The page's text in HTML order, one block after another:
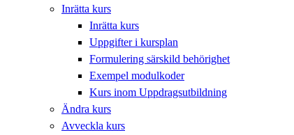
Inrätta kurs
Inrätta kurs
Uppgifter i kursplan
Formulering särskild behörighet
Exempel modulkoder
Kurs inom Uppdragsutbildning
Ändra kurs
Avveckla kurs